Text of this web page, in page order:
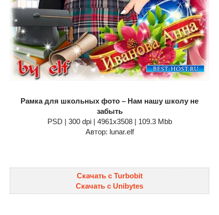
Рамка для школьных фото – Нам нашу школу не
забыть
PSD | 300 dpi | 4961x3508 | 109.3 Мbb
Автор: lunar.elf
Скачать с Turbobit
Скачать с Unibytes